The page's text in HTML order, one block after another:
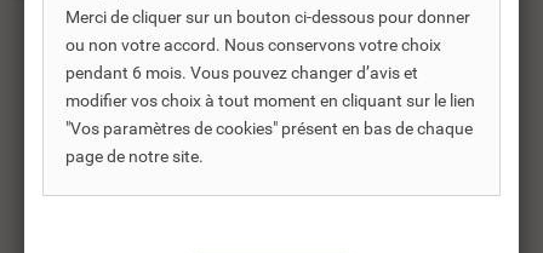
Produits complémentaires
Les produits complémentaires sont généralement des
produits connexes ou associés. Ils vous permettent soit
Merci de cliquer sur un bouton ci-dessous pour donner
ou non votre accord. Nous conservons votre choix
pendant 6 mois. Vous pouvez changer d’avis et
modifier vos choix à tout moment en cliquant sur le lien
"Vos paramètres de cookies" présent en bas de chaque
page de notre site.